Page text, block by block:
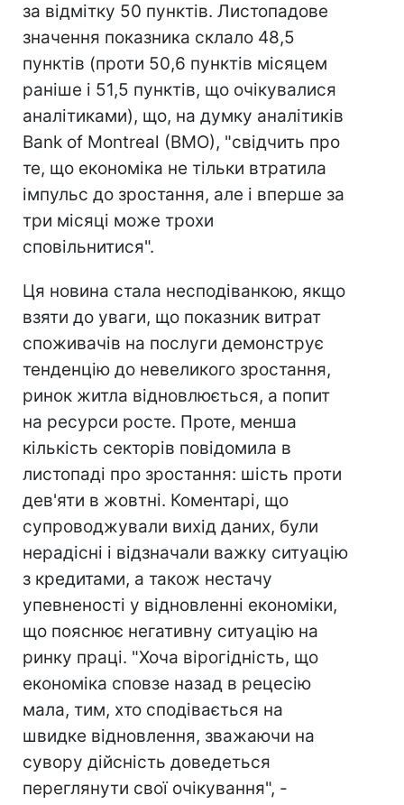
за відмітку 50 пунктів. Листопадове
значення показника склало 48,5
пунктів (проти 50,6 пунктів місяцем
раніше і 51,5 пунктів, що очікувалися
аналітиками), що, на думку аналітиків
Bank of Montreal (BMO), "свідчить про
те, що економіка не тільки втратила
імпульс до зростання, але і вперше за
три місяці може трохи
сповільнитися".
Ця новина стала несподіванкою, якщо
взяти до уваги, що показник витрат
споживачів на послуги демонструє
тенденцію до невеликого зростання,
ринок житла відновлюється, а попит
на ресурси росте. Проте, менша
кількість секторів повідомила в
листопаді про зростання: шість проти
дев'яти в жовтні. Коментарі, що
супроводжували вихід даних, були
нерадісні і відзначали важку ситуацію
з кредитами, а також нестачу
упевненості у відновленні економіки,
що пояснює негативну ситуацію на
ринку праці. "Хоча вірогідність, що
економіка сповзе назад в рецесію
мала, тим, хто сподівається на
швидке відновлення, зважаючи на
сувору дійсність доведеться
переглянути свої очікування", -